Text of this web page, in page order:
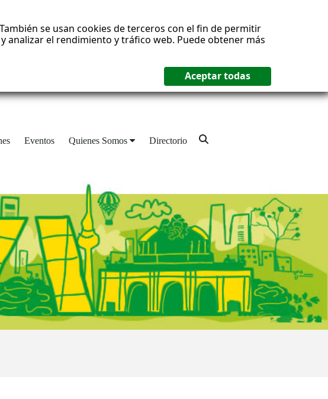
se usan cookies de terceros con el fin de permitir
analizar el rendimiento y tráfico web. Puede obtener más
Eventos Quienes Somos Directorio